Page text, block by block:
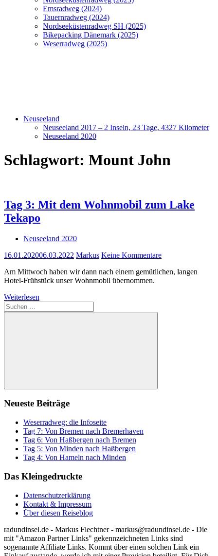
Emsradweg (2024)
Tauernradweg (2024)
Nordseeküstenradweg SH (2025)
Bikepacking Dänemark (2025)
Weserradweg (2025)
Neuseeland
Neuseeland 2017 – 2 Inseln, 23 Tage, 4327 Kilometer
Neuseeland 2020
Schlagwort: Mount John
Tag 3: Mit dem Wohnmobil zum Lake
Tekapo
Neuseeland 2020
16.01.202006.03.2022 Markus Keine Kommentare
Am Mittwoch haben wir dann nach einem gemütlichen, langen
Hotel-Frühstück unser Wohnmobil übernommen.
Weiterlesen
Suchen
nach:
Suchen
Neueste Beiträge
Weserradweg: die Infoseite
Tag 7: Von Bremen nach Bremerhaven
Tag 6: Von Haßbergen nach Bremen
Tag 5: Von Minden nach Haßbergen
Tag 4: Von Hameln nach Minden
Das Kleingedruckte
Datenschutzerklärung
Kontakt & Impressum
Über diesen Reiseblog
radundinsel.de - Markus Flechtner - markus@radundinsel.de - Die
mit "Amazon Partner Links" gekennzeichneten Links sind
sogenannte Affiliate Links. Kommt über einen solchen Link ein